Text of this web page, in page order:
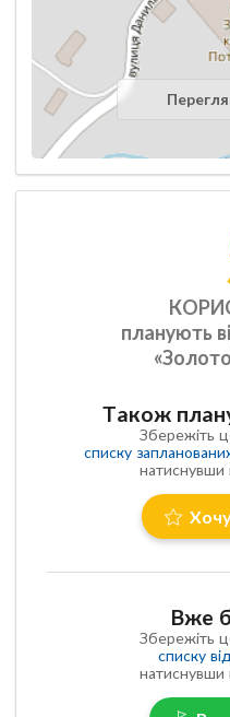
планують
Також
Збережіть
списку
натиснувши
Вже
Збережіть
списку
натиснувши